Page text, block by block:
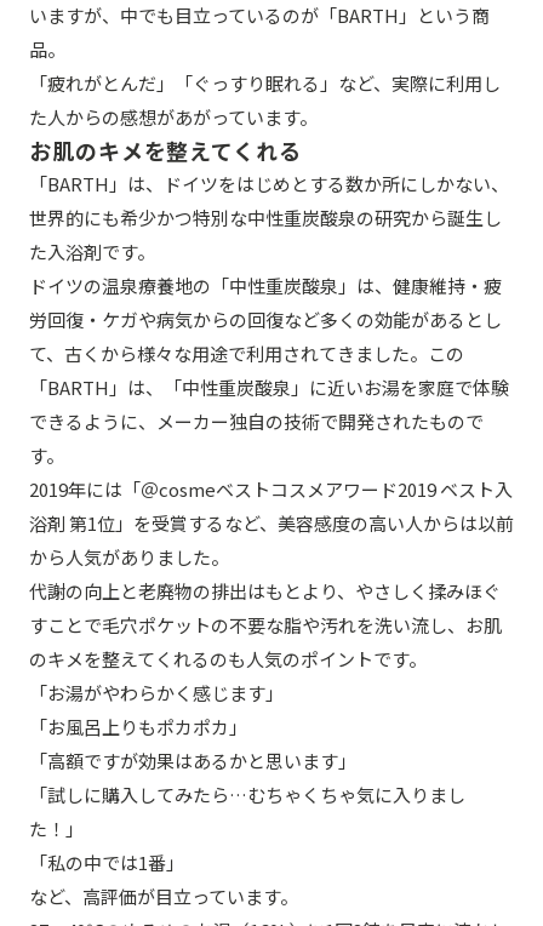
いますが、中でも目立っているのが「BARTH」という商
品。
「疲れがとんだ」「ぐっすり眠れる」など、実際に利用し
た人からの感想があがっています。
お肌のキメを整えてくれる
「BARTH」は、ドイツをはじめとする数か所にしかない、
世界的にも希少かつ特別な中性重炭酸泉の研究から誕生し
た入浴剤です。
ドイツの温泉療養地の「中性重炭酸泉」は、健康維持・疲
労回復・ケガや病気からの回復など多くの効能があるとし
て、古くから様々な用途で利用されてきました。この
「BARTH」は、「中性重炭酸泉」に近いお湯を家庭で体験
できるように、メーカー独自の技術で開発されたもので
す。
2019年には「＠cosmeベストコスメアワード2019 ベスト入
浴剤 第1位」を受賞するなど、美容感度の高い人からは以前
から人気がありました。
代謝の向上と老廃物の排出はもとより、やさしく揉みほぐ
すことで毛穴ポケットの不要な脂や汚れを洗い流し、お肌
のキメを整えてくれるのも人気のポイントです。
「お湯がやわらかく感じます」
「お風呂上りもポカポカ」
「高額ですが効果はあるかと思います」
「試しに購入してみたら…むちゃくちゃ気に入りまし
た！」
「私の中では1番」
など、高評価が目立っています。